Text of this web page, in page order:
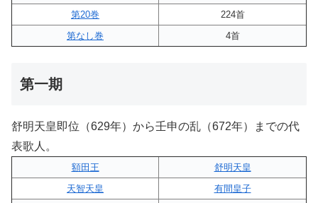
第20巻
224首
第なし巻
4首
第一期
舒明天皇即位（629年）から壬申の乱（672年）までの代
表歌人。
額田王
舒明天皇
天智天皇
有間皇子